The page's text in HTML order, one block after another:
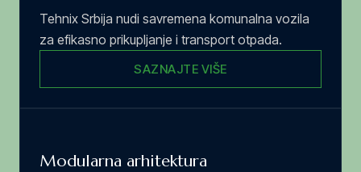
Tehnix Srbija nudi savremena komunalna vozila
za efikasno prikupljanje i transport otpada.
SAZNAJTE VIŠE
Modularna arhitektura